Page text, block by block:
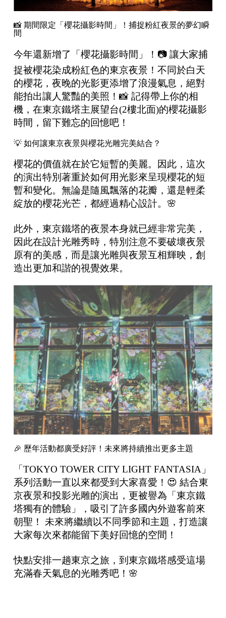
📸 期間限定「櫻花攝影時間」！捕捉粉紅夜景的夢幻瞬
間
今年還新增了「櫻花攝影時間」！📷 讓大家捕
捉被櫻花染成粉紅色的東京夜景！不同於白天
的櫻花，夜晚的光影更添增了浪漫氣息，絕對
能拍出讓人驚豔的美照！📸 記得帶上你的相
機，在東京鐵塔主展望台(2樓北面)的櫻花攝影
時間，留下難忘的回憶吧！
💡 如何讓東京夜景與櫻花光雕完美結合？
櫻花的價值就在於它短暫的美麗。因此，這次
的演出特別著重於如何用光影來呈現櫻花的短
暫和變化。無論是隨風飄落的花瓣，還是輕柔
綻放的櫻花光芒，都經過精心設計。🌸
此外，東京鐵塔的夜景本身就已經非常完美，
因此在設計光雕秀時，特別注意不要破壞夜景
原有的美感，而是讓光雕與夜景互相輝映，創
造出更加和諧的視覺效果。
🎉 歷年活動都廣受好評！未來將持續推出更多主題
「TOKYO TOWER CITY LIGHT FANTASIA」
系列活動一直以來都受到大家喜愛！😍 結合東
京夜景和投影光雕的演出，更被譽為「東京鐵
塔獨有的體驗」，吸引了許多國內外遊客前來
朝聖！ 未來將繼續以不同季節和主題，打造讓
大家每次來都能留下美好回憶的空間！
快點安排一趟東京之旅，到東京鐵塔感受這場
充滿春天氣息的光雕秀吧！🌸